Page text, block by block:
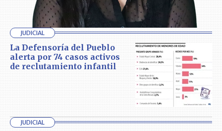
JUDICIAL
La Defensoría del Pueblo
alerta por 74 casos activos
de reclutamiento infantil
JUDICIAL